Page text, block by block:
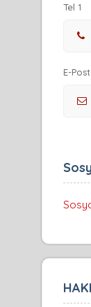
Tel 1
E-